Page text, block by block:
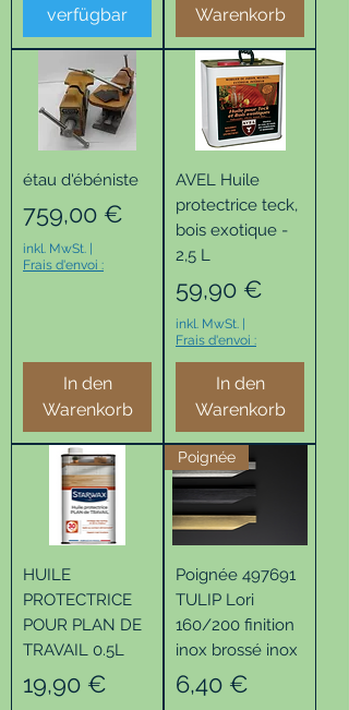
verfügbar Warenkorb
étau d'ébéniste
Preis
759,00 €
inkl. MwSt.
Frais d'envoi :
In den
Warenkorb
AVEL Huile
protectrice teck,
bois exotique -
2,5 L
Preis
59,90 €
inkl. MwSt.
Frais d'envoi :
In den
Warenkorb
HUILE
PROTECTRICE
POUR PLAN DE
TRAVAIL 0.5L
Preis
19,90 €
Poignée
Poignée 497691
TULIP Lori
160/200 finition
inox brossé inox
Preis
6,40 €